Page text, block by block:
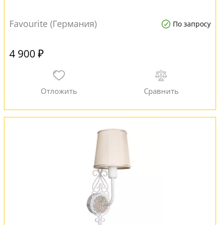
Favourite (Германия) По запросу
4 900 ₽